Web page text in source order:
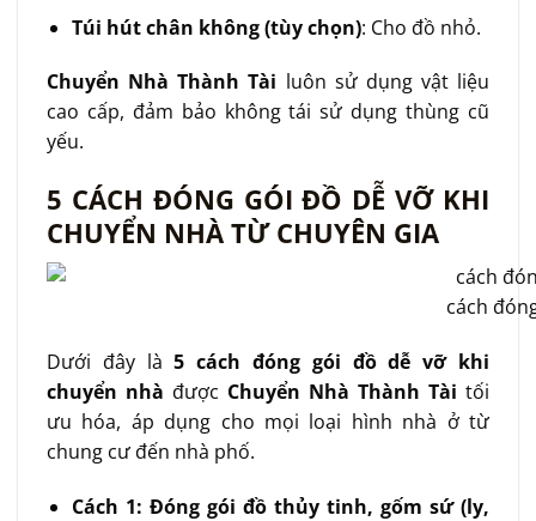
Túi hút chân không (tùy chọn): Cho đồ nhỏ.
Chuyển Nhà Thành Tài luôn sử dụng vật liệu
cao cấp, đảm bảo không tái sử dụng thùng cũ
yếu.
5 CÁCH ĐÓNG GÓI ĐỒ DỄ VỠ KHI
CHUYỂN NHÀ TỪ CHUYÊN GIA
cách
Dưới đây là5 cách đóng gói đồ dễ vỡ khi
chuyển nhà được Chuyển Nhà Thành Tài tối
ưu hóa, áp dụng cho mọi loại hình nhà ở từ
chung cư đến nhà phố.
Cách 1: Đóng gói đồ thủy tinh, gốm sứ (ly,